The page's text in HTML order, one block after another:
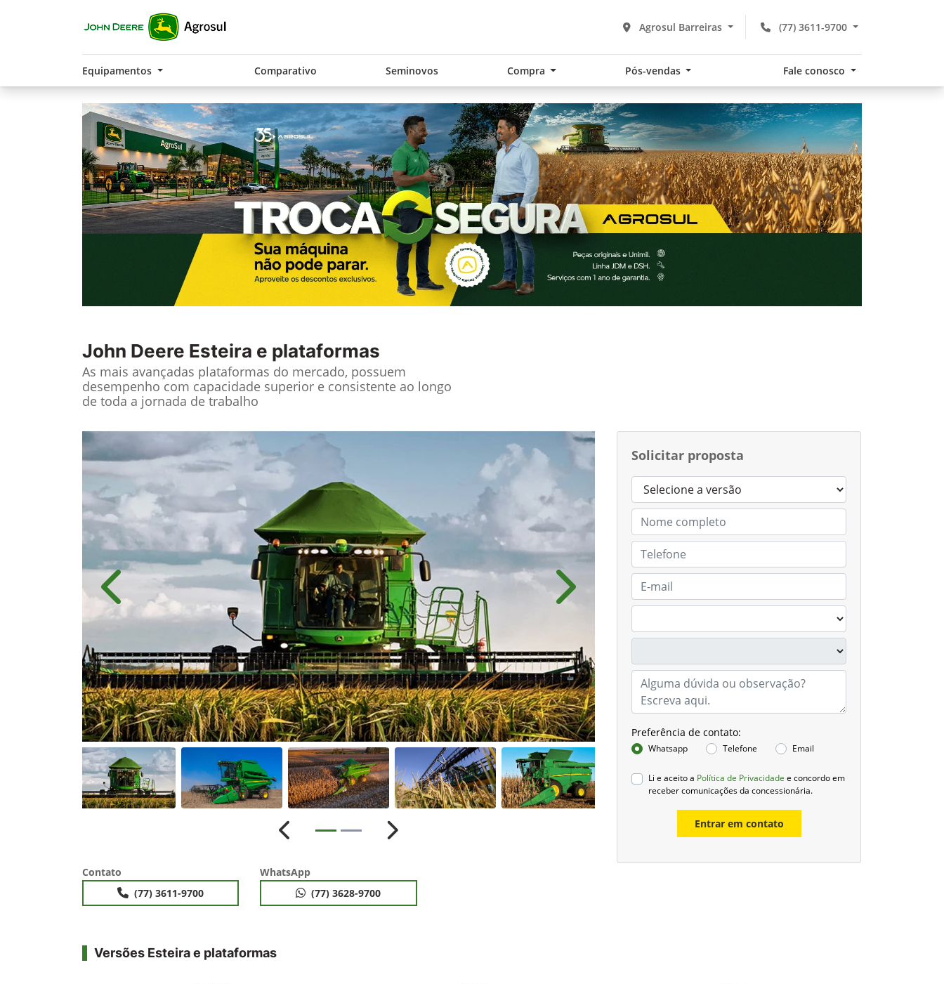
(77) 3611-9700
Agrosul Barreiras
Equipamentos Comparativo Seminovos Compra Pós-vendas Fale conosco
John Deere Esteira e plataformas
As mais avançadas plataformas do mercado, possuem
desempenho com capacidade superior e consistente ao longo
de toda a jornada de trabalho
Solicitar proposta
Preferência de contato:
Whatsapp Telefone Email
Li e aceito a Política de Privacidade e concordo em
receber comunicações da concessionária.
Entrar em contato
Anterior Próximo
Anterior Próximo
Contato
(77) 3611-9700
WhatsApp
(77) 3628-9700
Versões Esteira e plataformas